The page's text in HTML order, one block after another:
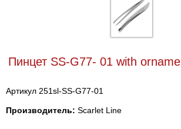
Пинцет SS-G77- 01 with
Артикул 251sl-SS-G77-01
Производитель: Scarlet Line